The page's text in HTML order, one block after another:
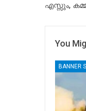
എസ്സും,
You
BANNER